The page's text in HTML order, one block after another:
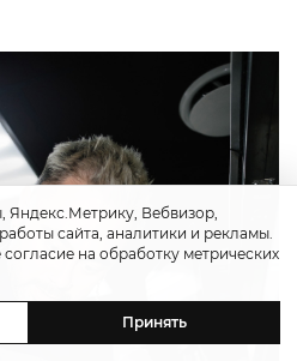
Вебвизор,
сайта, аналитики и рекламы.
на обработку метрических
Принять